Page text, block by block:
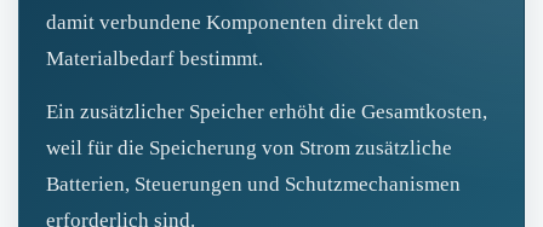
damit verbundene Komponenten direkt den
Materialbedarf bestimmt.
Ein zusätzlicher Speicher erhöht die Gesamtkosten,
weil für die Speicherung von Strom zusätzliche
Batterien, Steuerungen und Schutzmechanismen
erforderlich sind.